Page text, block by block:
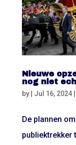
Nieuwe
nog niet
by Jul 16, 2024|
De plannen
publiektrekker